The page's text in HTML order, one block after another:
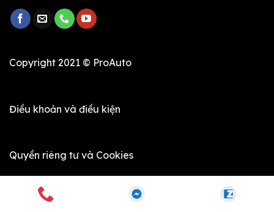
Copyright 2021 © ProAuto
Điều khoản và điều kiện
Quyền riêng tư và Cookies